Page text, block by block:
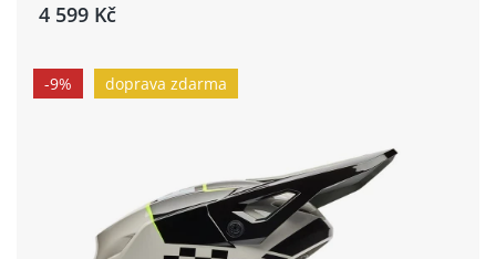
4 599 Kč
-9% doprava zdarma